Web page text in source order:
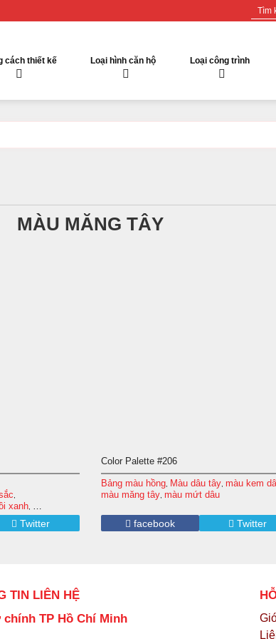
Tìm
kiếm:
cách thiết kế Loại hình căn hộ Loại công trình
MÀU MĂNG TÂY
xanh
dương xỉ
Twitter
Color Palette #206
Bảng màu hồng Màu dâu tây màu kem
màu măng tây màu mứt dâu
facebook Twitter
TIN LIÊN HỆ
chính TP Hồ Chí Minh